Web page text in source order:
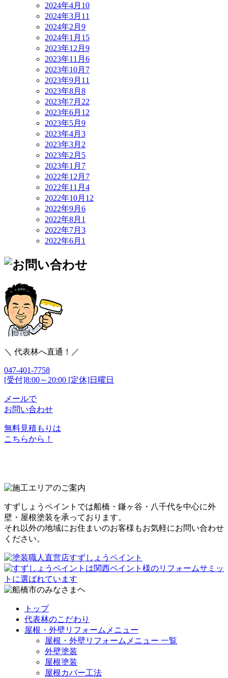
2024年4月 10
2024年3月 11
2024年2月 9
2024年1月 15
2023年12月 9
2023年11月 6
2023年10月 7
2023年9月 11
2023年8月 8
2023年7月 22
2023年6月 12
2023年5月 9
2023年4月 3
2023年3月 2
2023年2月 5
2023年1月 7
2022年12月 7
2022年11月 4
2022年10月 12
2022年9月 6
2022年8月 1
2022年7月 3
2022年6月 1
＼ 代表林へ直通！／
047-401-7758
[受付]8:00～20:00 [定休]日曜日
メールで
お問い合わせ
無料見積もりは
こちらから！
すずしょうペイントでは船橋・鎌ヶ谷・八千代を中心に外
壁・屋根塗装を承っております。
それ以外の地域にお住まいのお客様もお気軽にお問い合わせ
ください。
トップ
代表林のこだわり
屋根・外壁リフォームメニュー
屋根・外壁リフォームメニュー 一覧
外壁塗装
屋根塗装
屋根カバー工法